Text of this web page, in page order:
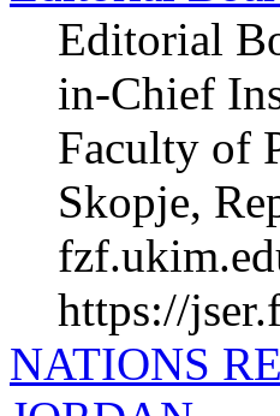
Editorial
in-Chief
Faculty of
Skopje,
https://
NATIONS